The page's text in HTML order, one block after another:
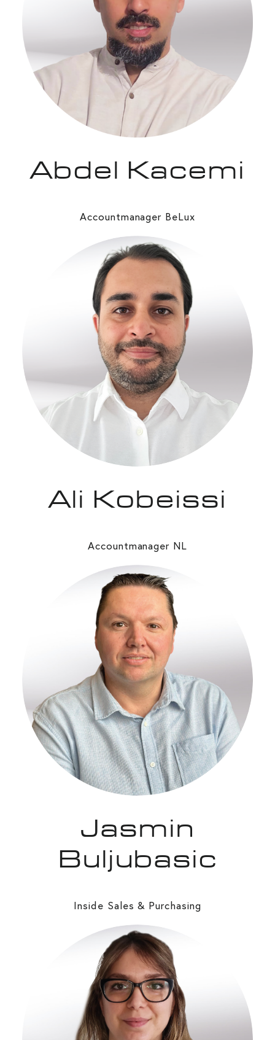
Abdel Kacemi
Accountmanager BeLux
Ali Kobeissi
Accountmanager NL
Jasmin
Buljubasic
Inside Sales & Purchasing